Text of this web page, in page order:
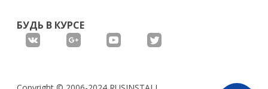
БУДЬ В КУРСЕ